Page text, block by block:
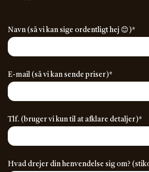
Navn (så vi kan sige ordentligt hej 😊)*
E-mail (så vi kan sende priser)*
Tlf. (bruger vi kun til at afklare detaljer)*
Hvad drejer din henvendelse sig om?